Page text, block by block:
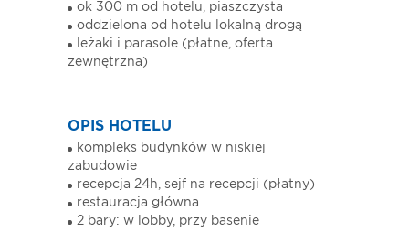
ok 300 m od hotelu, piaszczysta
oddzielona od hotelu lokalną drogą
leżaki i parasole (płatne, oferta
zewnętrzna)
OPIS HOTELU
kompleks budynków w niskiej
zabudowie
recepcja 24h, sejf na recepcji (płatny)
restauracja główna
2 bary: w lobby, przy basenie